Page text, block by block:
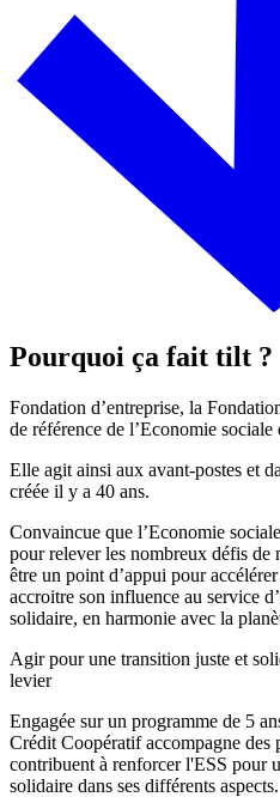
Pourquoi ça fait tilt ?
Fondation d’entreprise, la
de référence de l’Economie
Elle agit ainsi aux avant-postes et
créée il y a 40 ans.
Convaincue que l’Economie
pour relever les nombreux défis de
être un point d’appui pour
accroitre son influence au service
solidaire, en harmonie avec la
Agir pour une transition juste et
levier
Engagée sur un programme de 5
Crédit Coopératif accompagne des
contribuent à renforcer l'ESS pour
solidaire dans ses différents aspects.